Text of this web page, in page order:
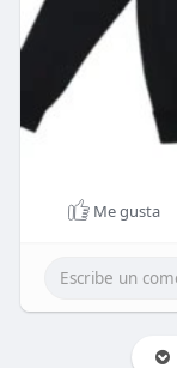
Me gusta